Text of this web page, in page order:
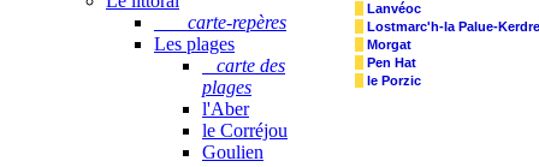
carte-repères
Les plages
carte des
plages
l'Aber
le Corréjou
Goulien
Lanvéoc
Lostmarc'h-la Palue-
Morgat
Pen Hat
le Porzic